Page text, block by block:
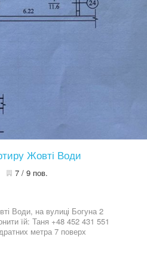
Жовті Води
7 / 9 пов.
Води, на вулиці Богуна 2
їй: Таня +48 452 431 551
метра 7 поверх